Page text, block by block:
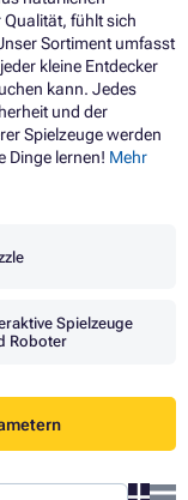
Qualität, fühlt sich
Sortiment umfasst
kleine Entdecker
kann. Jedes
und der
Spielzeuge werden
Dinge lernen! Mehr
Spielzeuge
Roboter